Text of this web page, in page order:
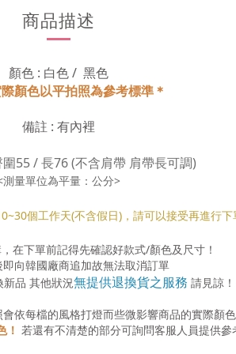
商品描述
顏色 : 白色 / 黑色
顏色以平拍照為參考標準＊
備註 : 有內裡
55 / 長76 (不含肩帶 肩帶長可調)
測量單位為平量：公分>
~30個工作天(不含假日)，請可以接受再進行
在下單前記得先確認好款式/顏色及尺寸！
向韓國廠商追加故無法取消訂單
新品 其他狀況無提供退換貨之服務 請見諒！
依每檔的風格打燈而些微影響商品的實際顏色
！ 若還有不清楚的部分可詢問客服人員提供參